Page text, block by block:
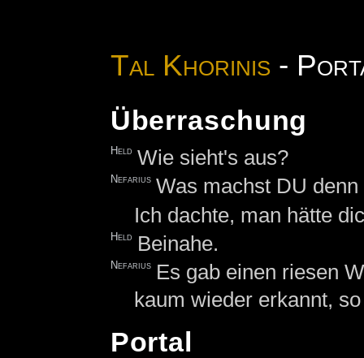
Tal Khorinis-
Überraschung
Held Wie sieht's aus?
Nefarius Was machst DU
Ich dachte, man hätte
Held Beinahe.
Nefarius Es gab einen riesen
kaum wieder erkannt,
Portal